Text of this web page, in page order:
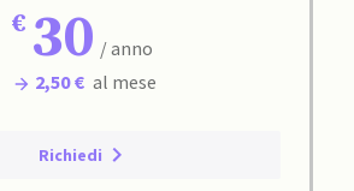
30 / anno
2,50 € al mese
Richiedi